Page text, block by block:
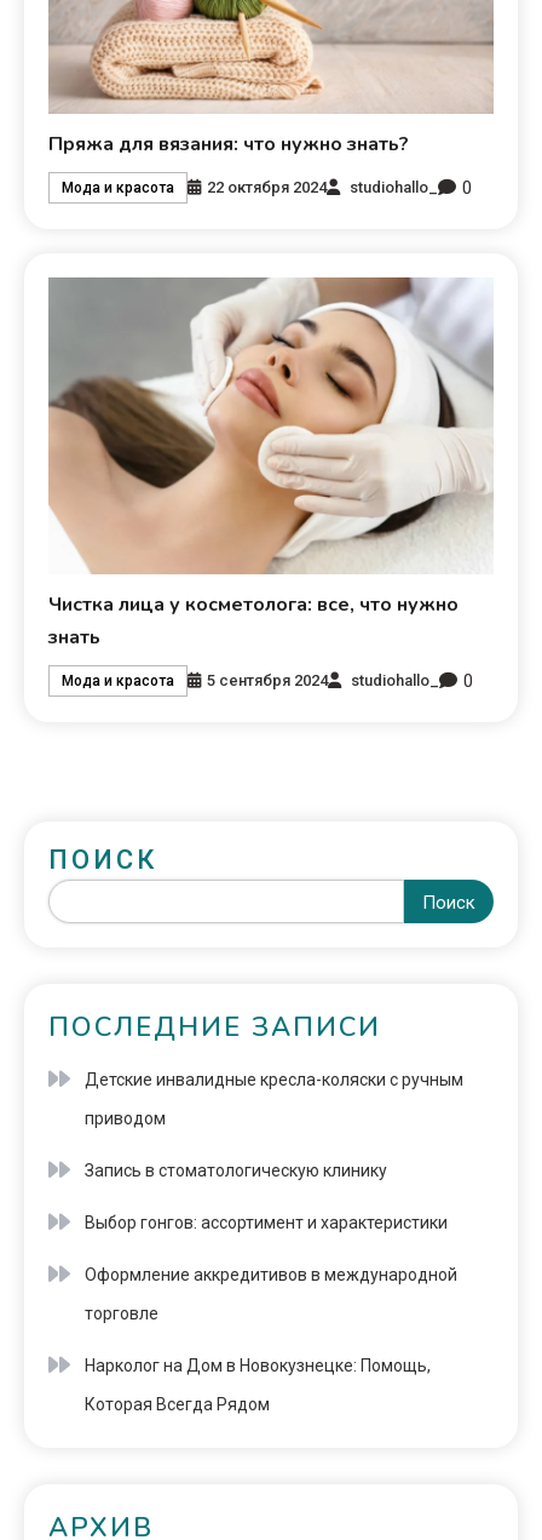
Пряжа для вязания: что нужно знать?
Мода и красота 22 октября 2024 studiohallo_ 0
Чистка лица у косметолога: все, что нужно
знать
Мода и красота 5 сентября 2024 studiohallo_ 0
ПОИСК
Поиск
ПОСЛЕДНИЕ ЗАПИСИ
Детские инвалидные кресла-коляски с ручным
приводом
Запись в стоматологическую клинику
Выбор гонгов: ассортимент и характеристики
Оформление аккредитивов в международной
торговле
Нарколог на Дом в Новокузнецке: Помощь,
Которая Всегда Рядом
АРХИВ